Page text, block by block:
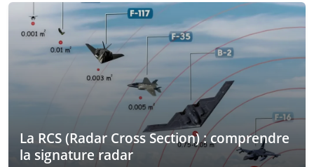
La RCS (Radar Cross Section) : comprendre
la signature radar